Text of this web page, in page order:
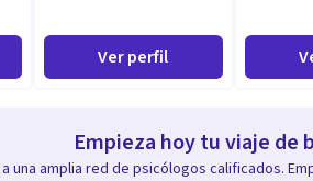
Ver perfil
Empieza hoy tu viaje de
una amplia red de psicólogos calificados.